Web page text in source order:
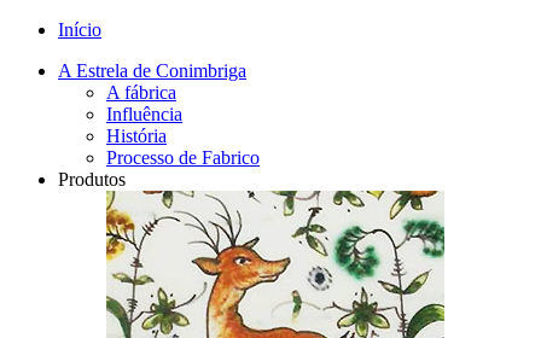
Início
A Estrela de Conimbriga
A fábrica
Influência
História
Processo de Fabrico
Produtos